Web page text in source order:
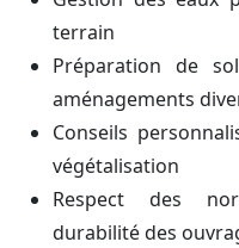
terrain
Préparation de
aménagements
Conseils
végétalisation
Respect des
durabilité des